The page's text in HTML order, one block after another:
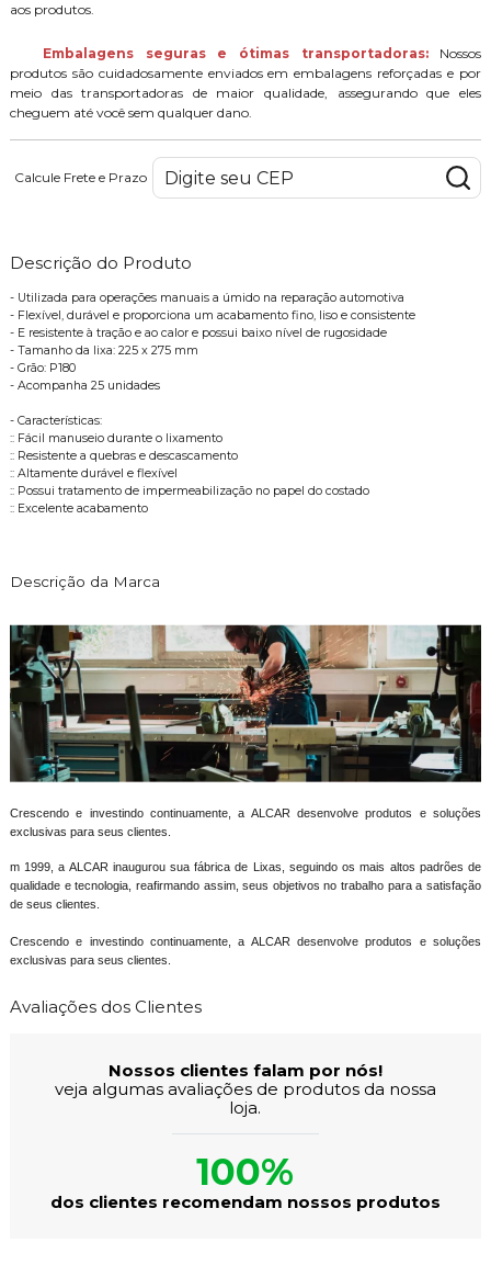
aos produtos.
Embalagens seguras e ótimas transportadoras:
Nossos
produtos são cuidadosamente enviados em embalagens reforçadas e por
meio das transportadoras de maior qualidade, assegurando que eles
cheguem até você sem qualquer dano.
Calcule Frete e Prazo
Descrição do Produto
- Utilizada para operações manuais a úmido na reparação automotiva
- Flexível, durável e proporciona um acabamento fino, liso e consistente
- E resistente à tração e ao calor e possui baixo nível de rugosidade
- Tamanho da lixa: 225 x 275 mm
- Grão: P180
- Acompanha 25 unidades
- Características:
:: Fácil manuseio durante o lixamento
:: Resistente a quebras e descascamento
:: Altamente durável e flexível
:: Possui tratamento de impermeabilização no papel do costado
:: Excelente acabamento
Descrição da Marca
Crescendo e investindo continuamente, a ALCAR desenvolve produtos e soluções
exclusivas para seus clientes.
m 1999, a ALCAR inaugurou sua fábrica de Lixas, seguindo os mais altos padrões de
qualidade e tecnologia, reafirmando assim, seus objetivos no trabalho para a satisfação
de seus clientes.
Crescendo e investindo continuamente, a ALCAR desenvolve produtos e soluções
exclusivas para seus clientes.
Avaliações dos Clientes
Nossos clientes falam por nós!
veja algumas avaliações de produtos da nossa
loja.
100%
dos clientes recomendam nossos produtos